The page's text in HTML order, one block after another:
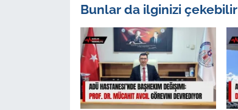
Bunlar da ilginizi çekebilir